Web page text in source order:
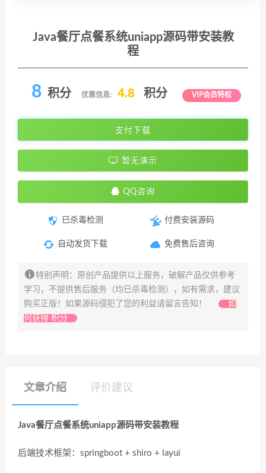
Java餐厅点餐系统uniapp源码带安装教
程
8 积分 优惠信息: 4.8 积分 VIP会员特权
支付下载
暂无演示
QQ咨询
已杀毒检测
自动发货下载
付费安装源码
免费售后咨询
特别声明：原创产品提供以上服务，破解产品仅供参考
学习，不提供售后服务（均已杀毒检测），如有需求，建议
购买正版！如果源码侵犯了您的利益请留言告知！
如
何获得 积分
文章介绍 评价建议
Java餐厅点餐系统uniapp源码带安装教程
后端技术框架：springboot + shiro + layui